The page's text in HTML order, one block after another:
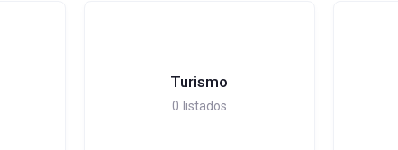
Turismo
0 listados